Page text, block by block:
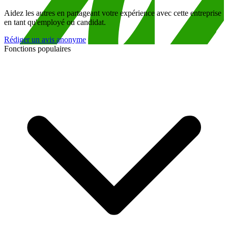
Aidez les autres en partageant votre expérience avec cette entreprise
en tant qu'employé ou candidat.
Rédiger un avis anonyme
Fonctions populaires